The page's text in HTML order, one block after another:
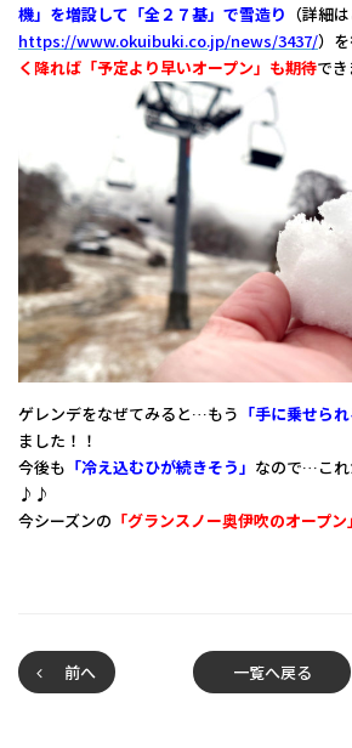
機」を増設して「全２７基」で雪造り （詳細
https://www.okuibuki.co.jp/news/3437/）を
く降れば「予定より早いオープン」も期待で
ゲレンデをなぜてみると…もう 「手に乗せら
ました！！
今後も 「冷え込むひが続きそう」 なので…これ
♪♪
今シーズンの 「グランスノー奥伊吹のオープン」
前へ 一覧へ戻る